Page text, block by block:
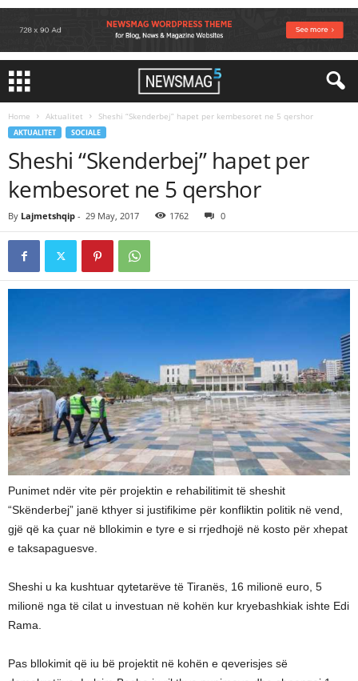
Home Aktualitet Sheshi “Skenderbej” hapet per kembesoret ne 5 qershor
AKTUALITET SOCIALE
Sheshi “Skenderbej” hapet per
kembesoret ne 5 qershor
By Lajmetshqip - 29 May, 2017 1762 0
Punimet ndër vite për projektin e rehabilitimit të sheshit
“Skënderbej” janë kthyer si justifikime për konfliktin politik në vend,
gjë që ka çuar në bllokimin e tyre e si rrjedhojë në kosto për xhepat
e taksapaguesve.
Sheshi u ka kushtuar qytetarëve të Tiranës, 16 milionë euro, 5
milionë nga të cilat u investuan në kohën kur kryebashkiak ishte Edi
Rama.
Pas bllokimit që iu bë projektit në kohën e qeverisjes së